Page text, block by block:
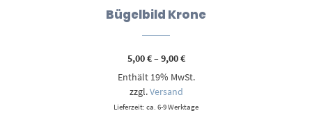
Bügelbild Krone
5,00€–9,00€Preisspanne:
bis
Enthält 19% MwSt.
zzgl.Versand
Lieferzeit: ca. 6-9 Werktage